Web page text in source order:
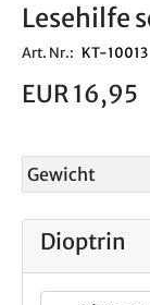
Lesehilfe
Art. Nr.: KT-10013
EUR 16,95
Gewicht
Dioptrin